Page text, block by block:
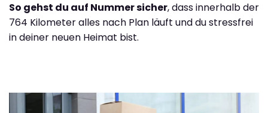
So gehst du auf Nummer sicher, dass innerhalb der
764 Kilometer alles nach Plan läuft und du stressfrei
in deiner neuen Heimat bist.